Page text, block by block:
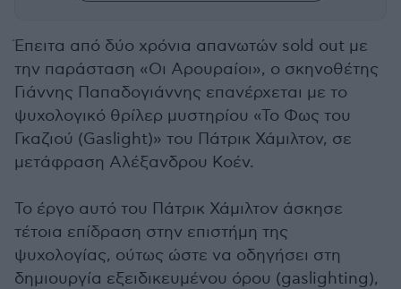
Έπειτα από δύο χρόνια απανωτών sold out με
την παράσταση «Οι Αρουραίοι», ο σκηνοθέτης
Γιάννης Παπαδογιάννης επανέρχεται με το
ψυχολογικό θρίλερ μυστηρίου «Το Φως του
Γκαζιού (Gaslight)» του Πάτρικ Χάμιλτον, σε
μετάφραση Αλέξανδρου Κοέν.
Το έργο αυτό του Πάτρικ Χάμιλτον άσκησε
τέτοια επίδραση στην επιστήμη της
ψυχολογίας, ούτως ώστε να οδηγήσει στη
δημιουργία εξειδικευμένου όρου (gaslighting),